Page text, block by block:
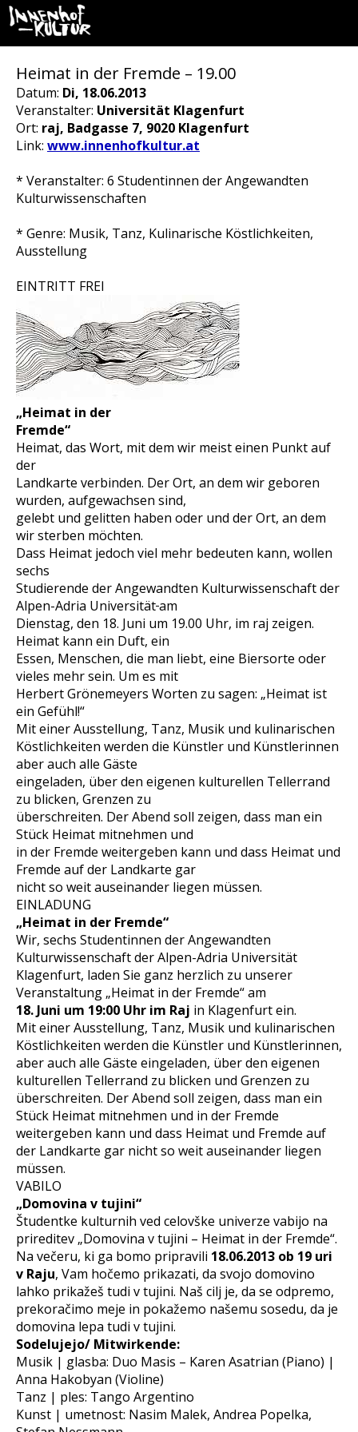
Heimat in der Fremde – 19.00
Datum: Di, 18.06.2013
Veranstalter: Universität Klagenfurt
Ort: raj, Badgasse 7, 9020 Klagenfurt
Link: www.innenhofkultur.at
* Veranstalter: 6 Studentinnen der Angewandten
Kulturwissenschaften
* Genre: Musik, Tanz, Kulinarische Köstlichkeiten,
Ausstellung
EINTRITT FREI
„Heimat in der
Fremde“
Heimat, das Wort, mit dem wir meist einen Punkt auf
der
Landkarte verbinden. Der Ort, an dem wir geboren
wurden, aufgewachsen sind,
gelebt und gelitten haben oder und der Ort, an dem
wir sterben möchten.
Dass Heimat jedoch viel mehr bedeuten kann, wollen
sechs
Studierende der Angewandten Kulturwissenschaft der
Alpen-Adria Universitätam
Dienstag, den 18. Juni um 19.00 Uhr, im raj zeigen.
Heimat kann ein Duft, ein
Essen, Menschen, die man liebt, eine Biersorte oder
vieles mehr sein. Um es mit
Herbert Grönemeyers Worten zu sagen: „Heimat ist
ein Gefühl!“
Mit einer Ausstellung, Tanz, Musik und kulinarischen
Köstlichkeiten werden die Künstler und Künstlerinnen
aber auch alle Gäste
eingeladen, über den eigenen kulturellen Tellerrand
zu blicken, Grenzen zu
überschreiten. Der Abend soll zeigen, dass man ein
Stück Heimat mitnehmen und
in der Fremde weitergeben kann und dass Heimat und
Fremde auf der Landkarte gar
nicht so weit auseinander liegen müssen.
EINLADUNG
„Heimat in der Fremde“
Wir, sechs Studentinnen der Angewandten
Kulturwissenschaft der Alpen-Adria Universität
Klagenfurt, laden Sie ganz herzlich zu unserer
Veranstaltung „Heimat in der Fremde“ am
18. Juni um 19:00 Uhr im Raj in Klagenfurt ein.
Mit einer Ausstellung, Tanz, Musik und kulinarischen
Köstlichkeiten werden die Künstler und Künstlerinnen,
aber auch alle Gäste eingeladen, über den eigenen
kulturellen Tellerrand zu blicken und Grenzen zu
überschreiten. Der Abend soll zeigen, dass man ein
Stück Heimat mitnehmen und in der Fremde
weitergeben kann und dass Heimat und Fremde auf
der Landkarte gar nicht so weit auseinander liegen
müssen.
VABILO
„Domovina v tujini“
Študentke kulturnih ved celovške univerze vabijo na
prireditev „Domovina v tujini – Heimat in der Fremde“.
Na večeru, ki ga bomo pripravili 18.06.2013 ob 19 uri
v Raju, Vam hočemo prikazati, da svojo domovino
lahko prikažeš tudi v tujini. Naš cilj je, da se odpremo,
prekoračimo meje in pokažemo našemu sosedu, da je
domovina lepa tudi v tujini.
Sodelujejo/ Mitwirkende:
Musik | glasba: Duo Masis – Karen Asatrian (Piano) |
Anna Hakobyan (Violine)
Tanz | ples: Tango Argentino
Kunst | umetnost: Nasim Malek, Andrea Popelka,